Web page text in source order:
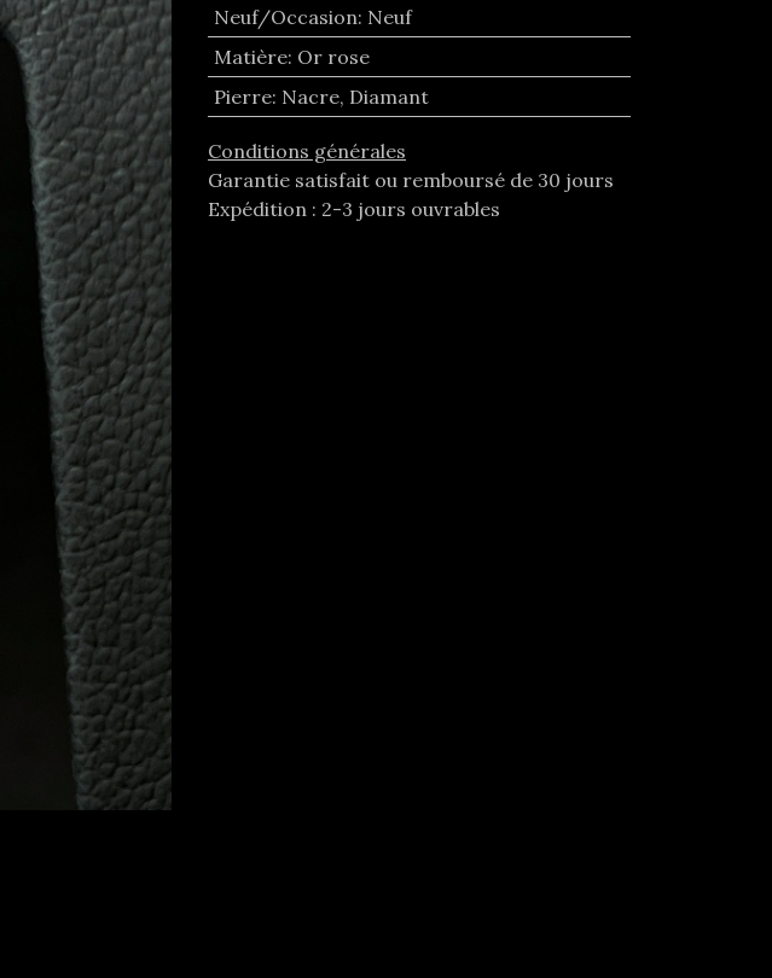
Neuf/Occasion: Neuf
Matière: Or rose
Pierre: Nacre, Diamant
Conditions générales
Garantie satisfait ou remboursé de 30 jours
Expédition : 2-3 jours ouvrables